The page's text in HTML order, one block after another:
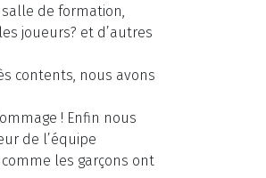
de formation,
joueurs? et d’autres
contents, nous avons
! Enfin nous
de l’équipe
les garçons ont